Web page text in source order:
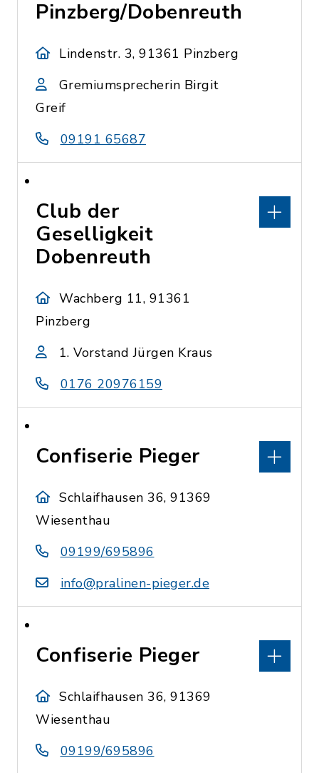
Pinzberg/Dobenreuth
Lindenstr. 3, 91361 Pinzberg
Gremiumsprecherin Birgit
Greif
09191 65687
Club der
Geselligkeit
Dobenreuth
Wachberg 11, 91361
Pinzberg
1. Vorstand Jürgen Kraus
0176 20976159
Confiserie Pieger
Schlaifhausen 36, 91369
Wiesenthau
09199/695896
info@pralinen-pieger.de
Confiserie Pieger
Schlaifhausen 36, 91369
Wiesenthau
09199/695896